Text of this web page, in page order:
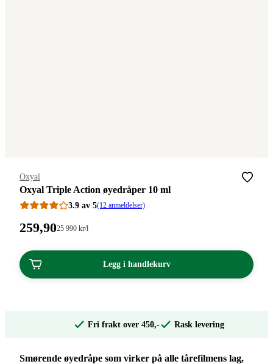
Merke
Oxyal
Oxyal Triple Action øyedråper 10 ml
3.9 av 5(12 anmeldelser)
Pris:
kroner.
259,90Stykkpris:
990,00/l
25 990 kr/l
Legg i handlekurv
Fri frakt over 450,- Rask levering
Smørende øyedråpe som virker på alle tårefilmens lag,